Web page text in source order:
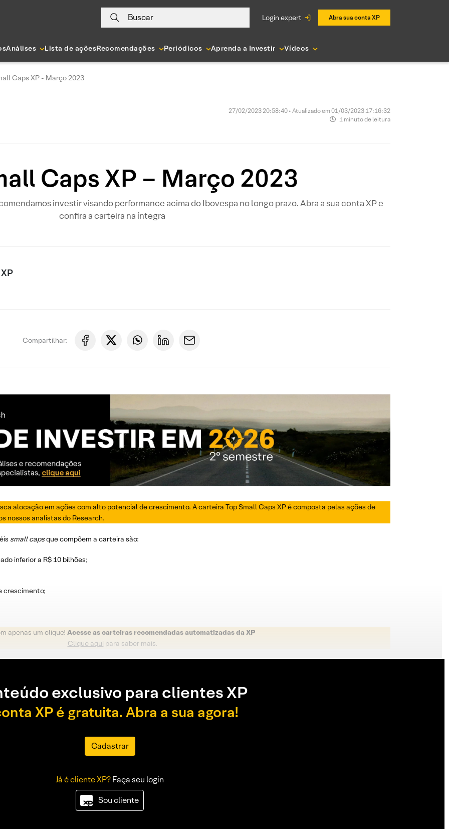
Buscar login expert Abra sua conta XP
Análises Lista de açõesRecomendações Periódicos Aprenda a Investir Vídeos
Caps XP - Março 2023
27/02/2023 20:58:40 • Atualizado em 01/03/2023 17:16:32
1 minuto de leitura
Caps XP – Março 2023
investir visando performance acima do Ibovespa no longo prazo. Abra a sua conta XP e
confira a carteira na íntegra
Compartilhar:
alocação em ações com alto potencial de crescimento. A carteira Top Small Caps XP é composta pelas ações de
nossos analistas do Research.
small capsque compõem a carteira são:
inferior a R$ 10 bilhões;
crescimento;
apenas um clique! Acesse as carteiras recomendadas automatizadas da XP
Clique aqui para saber mais.
exclusivo para clientes XP
XP é gratuita. Abra a sua agora!
Cadastrar
Já é cliente XP?Faça seu login
Sou cliente